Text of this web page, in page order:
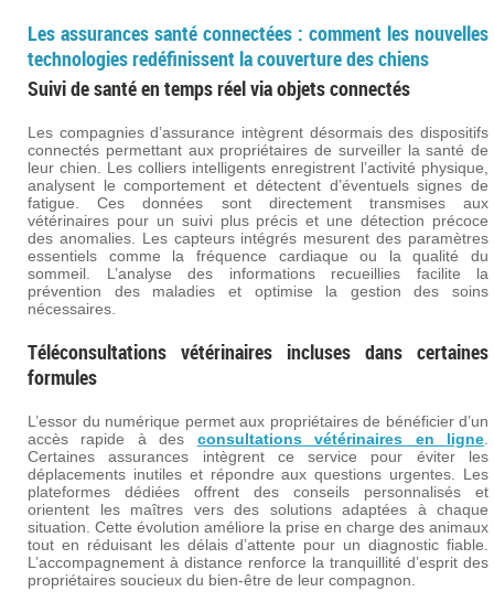
Les assurances santé connectées : comment les nouvelles
technologies redéfinissent la couverture des chiens
Suivi de santé en temps réel via objets connectés
Les compagnies d’assurance intègrent désormais des dispositifs
connectés permettant aux propriétaires de surveiller la santé de
leur chien. Les colliers intelligents enregistrent l’activité physique,
analysent le comportement et détectent d’éventuels signes de
fatigue. Ces données sont directement transmises aux
vétérinaires pour un suivi plus précis et une détection précoce
des anomalies. Les capteurs intégrés mesurent des paramètres
essentiels comme la fréquence cardiaque ou la qualité du
sommeil. L’analyse des informations recueillies facilite la
prévention des maladies et optimise la gestion des soins
nécessaires.
Téléconsultations vétérinaires incluses dans certaines
formules
L’essor du numérique permet aux propriétaires de bénéficier d’un
accès rapide à des consultations vétérinaires en ligne
Certaines assurances intègrent ce service pour éviter les
déplacements inutiles et répondre aux questions urgentes. Les
plateformes dédiées offrent des conseils personnalisés et
orientent les maîtres vers des solutions adaptées à chaque
situation. Cette évolution améliore la prise en charge des animaux
tout en réduisant les délais d’attente pour un diagnostic fiable.
L’accompagnement à distance renforce la tranquillité d’esprit des
propriétaires soucieux du bien-être de leur compagnon.